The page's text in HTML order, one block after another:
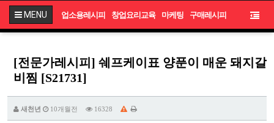
MENU 업소용레시피 창업요리교육 마케팅 구매레시피
[전문가레시피] 쉐프케이표 양푼이 매운 돼지갈
비찜 [S21731]
새천년 10개월전 16328